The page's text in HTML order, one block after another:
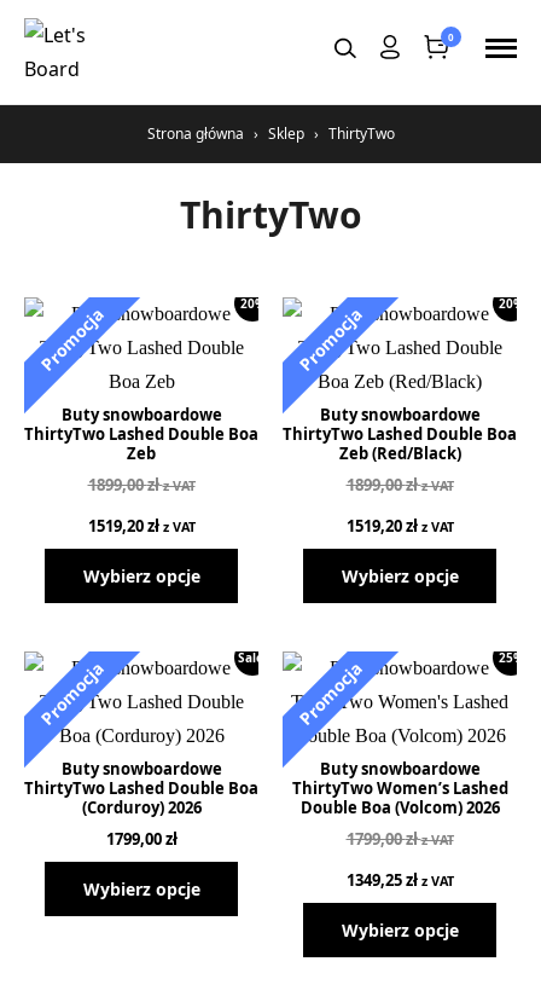
Przejdź
treści
0
Strona główna › Sklep › ThirtyTwo
ThirtyTwo
20%
Buty snowboardowe
ThirtyTwo Lashed Double Boa
Zeb
1899,00zł z VAT
1519,20zł z VAT
Wybierz opcje
20%
Buty snowboardowe
ThirtyTwo Lashed Double Boa
Zeb (Red/Black)
1899,00zł z VAT
1519,20zł z VAT
Wybierz opcje
Sale!
Buty snowboardowe
ThirtyTwo Lashed Double Boa
(Corduroy) 2026
1799,00zł
Wybierz opcje
25%
Buty snowboardowe
ThirtyTwo Women’s Lashed
Double Boa (Volcom) 2026
1799,00zł z VAT
1349,25zł z VAT
Wybierz opcje